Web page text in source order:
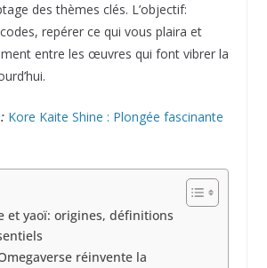
des thèmes clés. L’objectif:
repérer ce qui vous plaira et
entre les œuvres qui font vibrer la
Kore Kaite Shine : Plongée fascinante
et yaoï: origines, définitions
réinvente la